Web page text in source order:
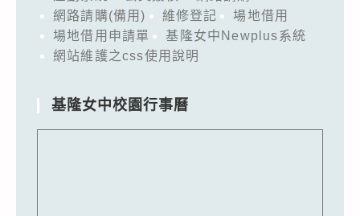
網路請購(備用)
維修登記
場地借用
場地借用申請單
基隆女中Newplus系統
網站維護之css使用說明
基隆女中校園行事曆